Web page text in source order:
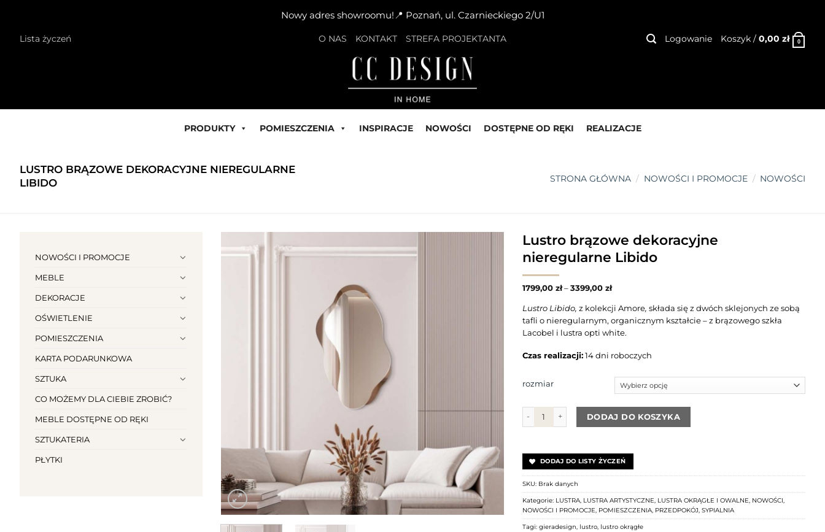
Nowy adres showroomu!📍 Poznań, ul. Czarnieckiego 2/U1
Lista życzeń O NAS KONTAKT STREFA PROJEKTANTA Logowanie Koszyk / 0,00 zł 0
PRODUKTY POMIESZCZENIA INSPIRACJE NOWOŚCI DOSTĘPNE OD RĘKI REALIZACJE
LUSTRO BRĄZOWE DEKORACYJNE NIEREGULARNE
LIBIDO
STRONA GŁÓWNA / NOWOŚCI I PROMOCJE / NOWOŚCI
NOWOŚCI I PROMOCJE
MEBLE
DEKORACJE
OŚWIETLENIE
POMIESZCZENIA
KARTA PODARUNKOWA
SZTUKA
CO MOŻEMY DLA CIEBIE ZROBIĆ?
MEBLE DOSTĘPNE OD RĘKI
SZTUKATERIA
PŁYTKI
Lustro brązowe dekoracyjne
nieregularne Libido
1799,00 zł–3399,00 zł
Lustro Libido, z kolekcji Amore, składa się z dwóch sklejonych ze sobą
tafli o nieregularnym, organicznym kształcie – z brązowego szkła
Lacobel i lustra opti white.
Czas realizacji:14 dni roboczych
rozmiar
ilość Lustro brązowe dekoracyjne nieregularne Libido
DODAJ DO KOSZYKA
DODAJ DO LISTY ŻYCZEŃ
SKU: Brak danych
Kategorie: LUSTRA, LUSTRA ARTYSTYCZNE, LUSTRA OKRĄGŁE I OWALNE, NOWOŚCI,
NOWOŚCI I PROMOCJE, POMIESZCZENIA, PRZEDPOKÓJ, SYPIALNIA
Tagi: gieradesign, lustro, lustro okrągłe